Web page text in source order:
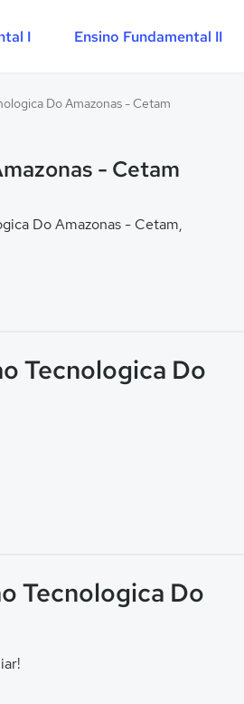
I Ensino Fundamental II
Do Amazonas - Cetam
- Cetam
Do Amazonas - Cetam,
Tecnologica Do
Tecnologica Do